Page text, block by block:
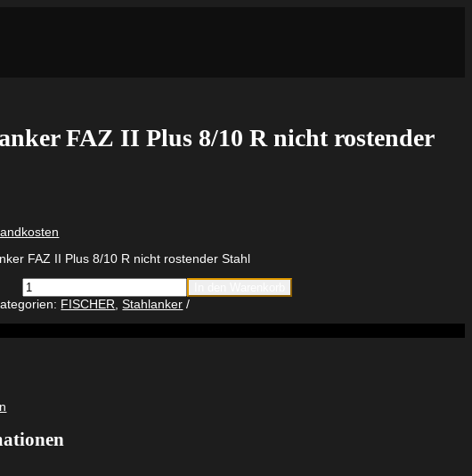
FAZ II Plus 8/10 R nicht rostender
FAZ II Plus 8/10 R nicht rostender Stahl
fischer
Bolzenanker
FAZ
II
Plus
FISCHER ,Stahlanker